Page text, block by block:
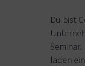
Du bist
laden